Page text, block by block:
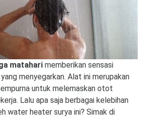
matahari memberikan sensasi
menyegarkan. Alat ini merupakan
untuk melemaskan otot
Lalu apa saja berbagai kelebihan
water heater surya ini? Simak di